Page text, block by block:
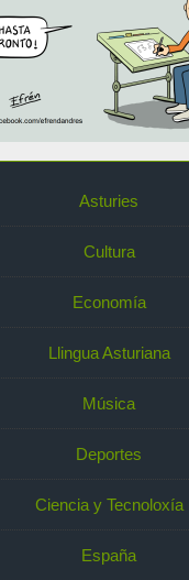
Asturies
Cultura
Economía
Llingua Asturiana
Música
Deportes
Ciencia y Tecnoloxía
España